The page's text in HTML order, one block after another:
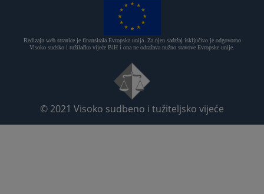
Redizajn web stranice je finansirala Evropska unija. Za njen sadržaj isključivo je odgovorno
Visoko sudsko i tužilačko vijeće BiH i ona ne odražava nužno stavove Evropske unije.
© 2021 Visoko sudbeno i tužiteljsko vijeće